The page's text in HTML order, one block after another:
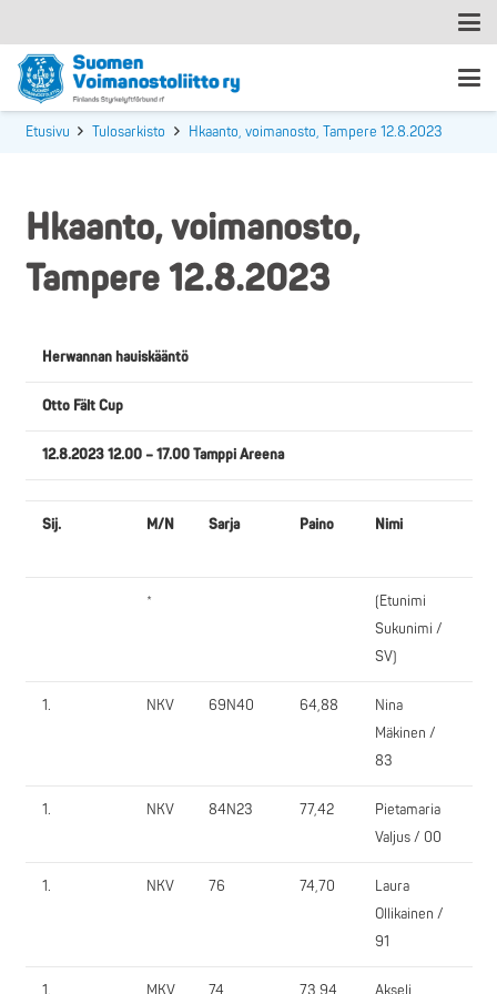
Etusivu Tulosarkisto Hkaanto, voimanosto, Tampere 12.8.2023
Hkaanto, voimanosto,
Tampere 12.8.2023
Herwannan hauiskääntö
Otto Fält Cup
12.8.2023 12.00 – 17.00 Tamppi Areena
Sij. M/N Sarja Paino Nimi
*
(Etunimi
Sukunimi /
SV)
1. NKV 69N40 64,88
Nina
Mäkinen /
83
1. NKV 84N23 77,42
Pietamaria
Valjus / 00
1. NKV 76 74,70
Laura
Ollikainen /
91
1. MKV 74 73,94
Akseli